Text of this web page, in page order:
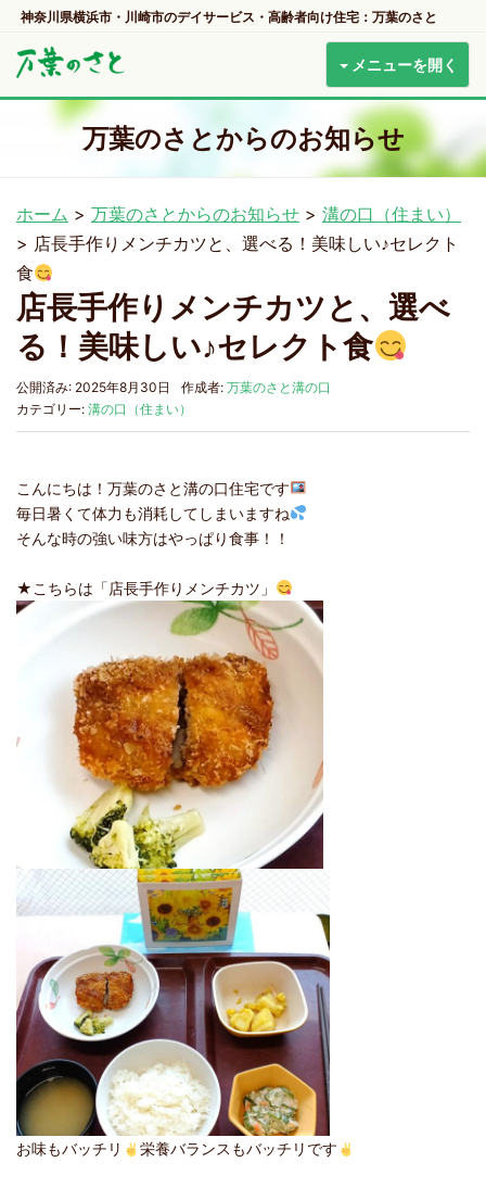
神奈川県横浜市・川崎市のデイサービス・高齢者向け住宅：万葉のさと
メニューを開く
万葉のさとからのお知らせ
ホーム > 万葉のさとからのお知らせ > 溝の口（住まい）
> 店長手作りメンチカツと、選べる！美味しい♪セレクト
食
店長手作りメンチカツと、選べ
る！美味しい♪セレクト食
公開済み: 2025年8月30日 作成者: 万葉のさと溝の口
カテゴリー: 溝の口（住まい）
こんにちは！万葉のさと溝の口住宅です
毎日暑くて体力も消耗してしまいますね
そんな時の強い味方はやっぱり食事！！
★こちらは「店長手作りメンチカツ」
お味もバッチリ 栄養バランスもバッチリです